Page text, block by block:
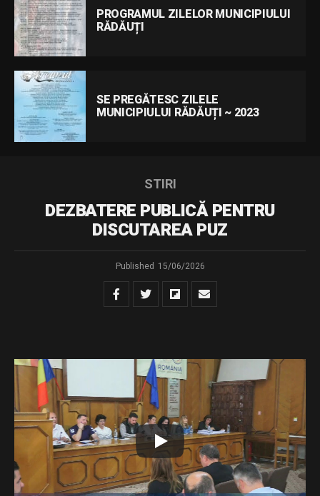
PROGRAMUL ZILELOR MUNICIPIULUI
RĂDĂUȚI
SE PREGĂTESC ZILELE
MUNICIPIULUI RĂDĂUȚI ~ 2023
STIRI
DEZBATERE PUBLICĂ PENTRU
DISCUTAREA PUZ
Published 15/06/2026